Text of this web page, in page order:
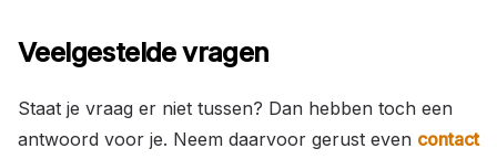
Veelgestelde vragen
Staat je vraag er niet tussen? Dan hebben toch een
antwoord voor je. Neem daarvoor gerust even contact